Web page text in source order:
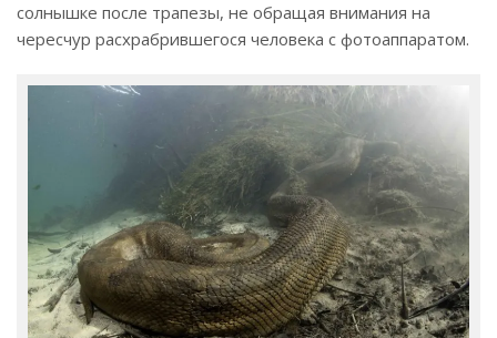
солнышке после трапезы, не обращая внимания на
чересчур расхрабрившегося человека с фотоаппаратом.